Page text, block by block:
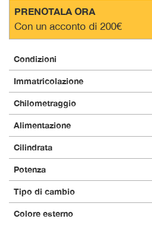
PRENOTALA ORA
Con un acconto di 200€
Condizioni
Immatricolazione
Chilometraggio
Alimentazione
Cilindrata
Potenza
Tipo di cambio
Colore esterno
informazioni
e
sul
funzionamento
questi
strumenti
di
tracciamento
si
rimanda
alla
cookie
policy.
rivedere
e